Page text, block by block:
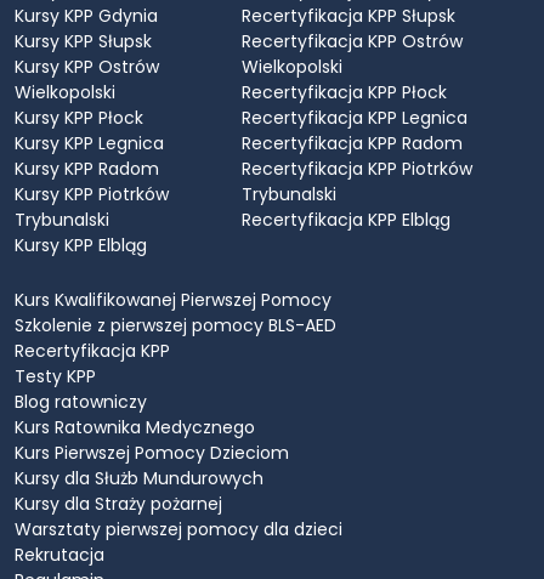
Kursy KPP Gdynia
Kursy KPP Słupsk
Kursy KPP Ostrów
Wielkopolski
Kursy KPP Płock
Kursy KPP Legnica
Kursy KPP Radom
Kursy KPP Piotrków
Trybunalski
Kursy KPP Elbląg
Recertyfikacja KPP Słupsk
Recertyfikacja KPP Ostrów
Wielkopolski
Recertyfikacja KPP Płock
Recertyfikacja KPP Legnica
Recertyfikacja KPP Radom
Recertyfikacja KPP Piotrków
Trybunalski
Recertyfikacja KPP Elbląg
Kurs Kwalifikowanej Pierwszej Pomocy
Szkolenie z pierwszej pomocy BLS-AED
Recertyfikacja KPP
Testy KPP
Blog ratowniczy
Kurs Ratownika Medycznego
Kurs Pierwszej Pomocy Dzieciom
Kursy dla Służb Mundurowych
Kursy dla Straży pożarnej
Warsztaty pierwszej pomocy dla dzieci
Rekrutacja